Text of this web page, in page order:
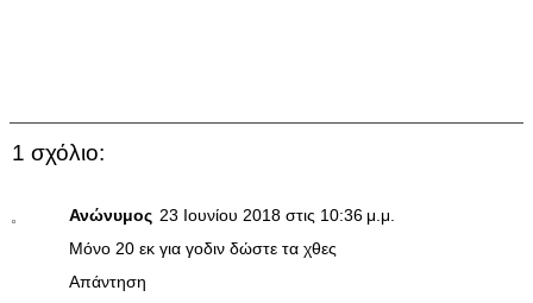
1 σχόλιο:
Ανώνυμος 23 Ιουνίου 2018 στις 10:36 μ.μ.
Μόνο 20 εκ για γοδιν δώστε τα χθες
Απάντηση